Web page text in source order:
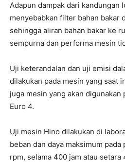
Adapun dampak dari kandungan
menyebabkan filter bahan bakar
sehingga aliran bahan bakar ke
sempurna dan performa mesin
Uji keterandalan dan uji emisi
dilakukan pada mesin yang saat
juga mesin yang akan digunakan
Euro 4.
Uji mesin Hino dilakukan di
beban dan daya maksimum
rpm, selama 400 jam atau setara